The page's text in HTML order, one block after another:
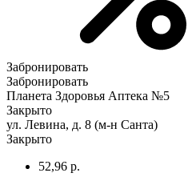
Забронировать
Забронировать
Планета Здоровья Аптека №5
Закрыто
ул. Левина, д. 8 (м-н Санта)
Закрыто
52,96 р.